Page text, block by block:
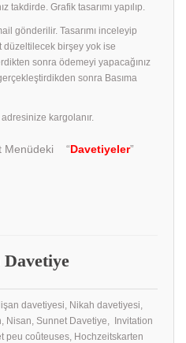
takdirde. Grafik tasarımı yapılıp.
gönderilir. Tasarımı inceleyip
birşey yok ise
sonra ödemeyi yapacağınız
sonra Basıma
kargolanır.
Menüdeki “Davetiyeler”
davetiyesi, Nikah davetiyesi,
Nisan, Sunnet Davetiye, Invitation
peu coûteuses, Hochzeitskarten